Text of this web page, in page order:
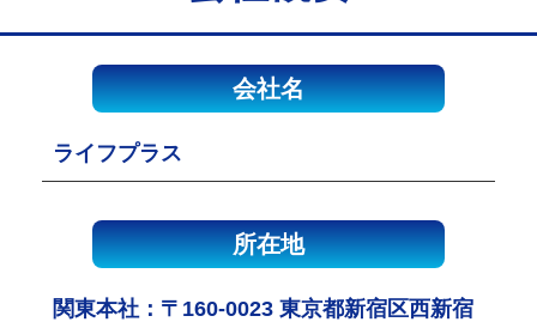
会社名
ライフプラス
所在地
関東本社：〒160-0023 東京都新宿区西新宿